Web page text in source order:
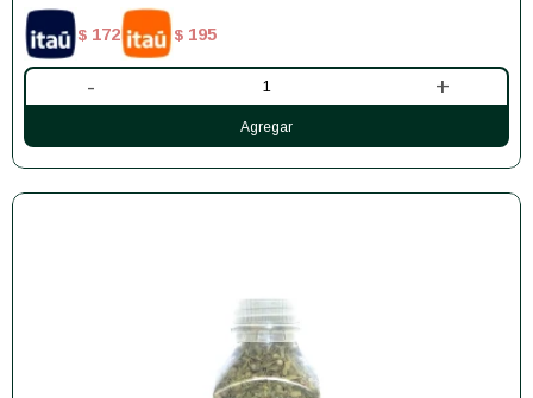
$ 172 $ 195
- +